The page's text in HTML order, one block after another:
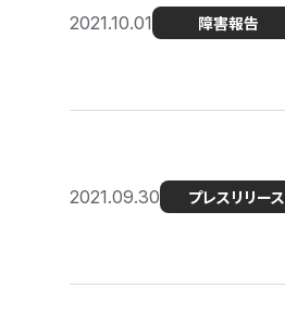
2021.10.01 障害報告
2021.09.30 プレスリリース